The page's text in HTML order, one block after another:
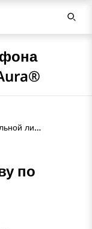
Присоединение к вызову по параллельной линии
по